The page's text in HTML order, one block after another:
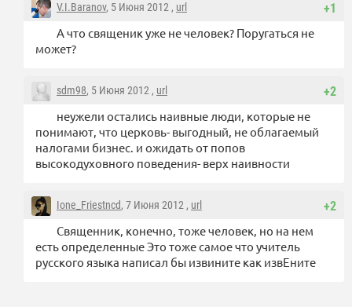
+1
V.I.Baranov, 5 Июня 2012 , url
А что священик уже не человек? Поругаться не
может?
+2
sdm98, 5 Июня 2012 , url
неужели остались наивные люди, которые не
понимают, что церковь- выгодный, не облагаемый
налогами бизнес. и ожидать от попов
высокодуховного поведения- верх наивности
+2
Ione_Friestncd, 7 Июня 2012 , url
Священник, конечно, тоже человек, но на нем
есть определенные Это тоже самое что учитель
русского языка написал бы извините как извЕните